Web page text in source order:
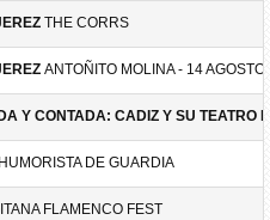
THE CORRS
ANTOÑITO MOLINA - 14 AGOSTO
Y CONTADA: CADIZ Y SU TEATRO
HUMORISTA DE GUARDIA
FLAMENCO FEST